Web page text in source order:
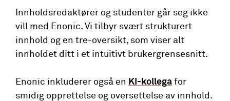
Innholdsredaktører og studenter går seg ikke
vill med Enonic. Vi tilbyr svært strukturert
innhold og en tre-oversikt, som viser alt
innholdet ditt i et intuitivt brukergrensesnitt.
Enonic inkluderer også en KI-kollega for
smidig opprettelse og oversettelse av innhold.